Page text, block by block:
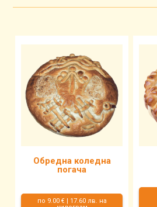
Обредна коледна
погача
по 9.00 € | 17.60 лв. на